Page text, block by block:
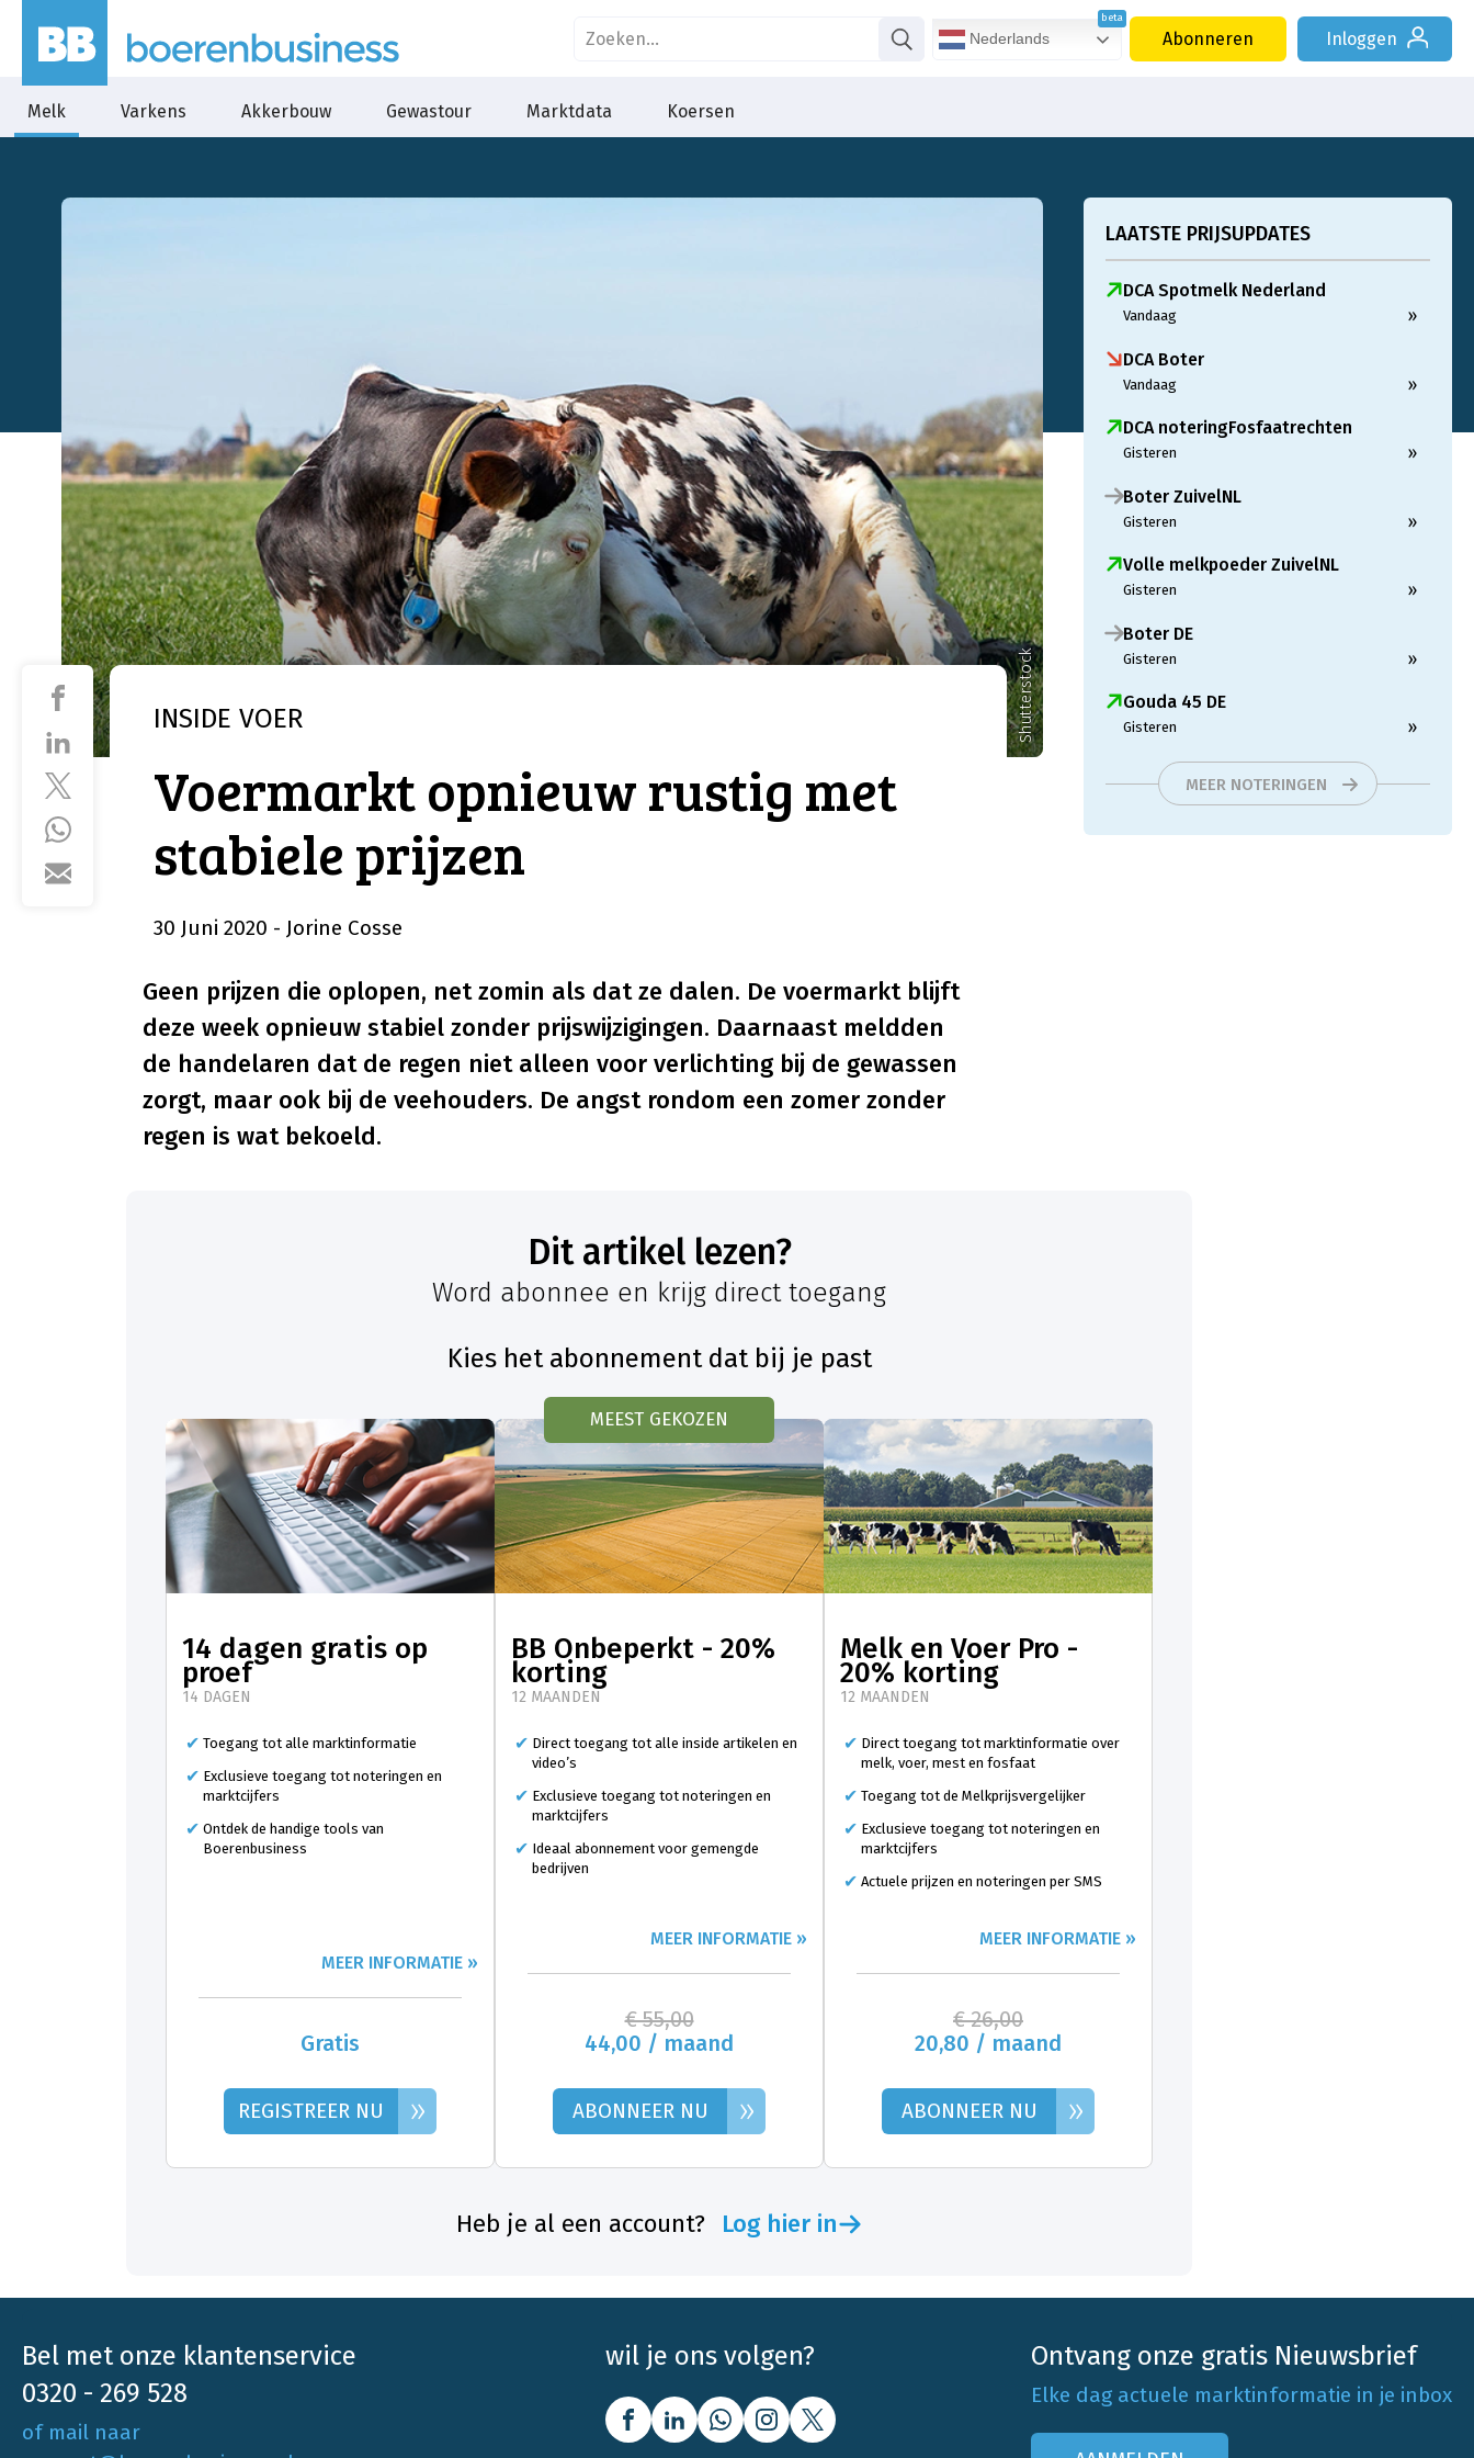
Nederlands Abonneren Inloggen
Melk Varkens Akkerbouw Gewastour Marktdata Koersen
Shutterstock
INSIDE VOER
Voermarkt opnieuw rustig met
stabiele prijzen
30 Juni 2020 - Jorine Cosse
Geen prijzen die oplopen, net zomin als dat ze dalen. De voermarkt blijft
deze week opnieuw stabiel zonder prijswijzigingen. Daarnaast meldden
de handelaren dat de regen niet alleen voor verlichting bij de gewassen
zorgt, maar ook bij de veehouders. De angst rondom een zomer zonder
regen is wat bekoeld.
LAATSTE PRIJSUPDATES
DCA Spotmelk Nederland
Vandaag »
DCA Boter
Vandaag »
DCA noteringFosfaatrechten
Gisteren »
Boter ZuivelNL
Gisteren »
Volle melkpoeder ZuivelNL
Gisteren »
Boter DE
Gisteren »
Gouda 45 DE
Gisteren »
MEER NOTERINGEN
Dit artikel lezen?
Word abonnee en krijg direct toegang
Kies het abonnement dat bij je past
14 dagen gratis op
proef
14 DAGEN
Toegang tot alle marktinformatie
Exclusieve toegang tot noteringen en
marktcijfers
Ontdek de handige tools van
Boerenbusiness
MEER INFORMATIE »
Gratis
REGISTREER NU »
MEEST GEKOZEN
BB Onbeperkt - 20%
korting
12 MAANDEN
Direct toegang tot alle inside artikelen en
video’s
Exclusieve toegang tot noteringen en
marktcijfers
Ideaal abonnement voor gemengde
bedrijven
MEER INFORMATIE »
€ 55,00
44,00 / maand
ABONNEER NU »
Melk en Voer Pro -
20% korting
12 MAANDEN
Direct toegang tot marktinformatie over
melk, voer, mest en fosfaat
Toegang tot de Melkprijsvergelijker
Exclusieve toegang tot noteringen en
marktcijfers
Actuele prijzen en noteringen per SMS
MEER INFORMATIE »
€ 26,00
20,80 / maand
ABONNEER NU »
Heb je al een account? Log hier in
Bel met onze klantenservice
0320 - 269 528
of mail naar
wil je ons volgen? Ontvang onze gratis Nieuwsbrief
Elke dag actuele marktinformatie in je inbox